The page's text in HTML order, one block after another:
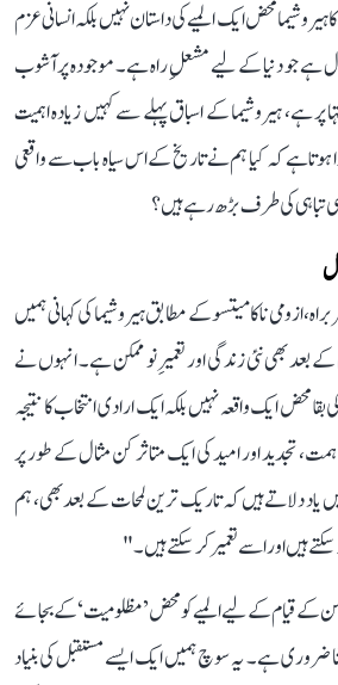
محض ایک المیے کی داستان نہیں بلکہ انسانی عزم
ہے جو دنیا کے لیے مشعلِ راہ ہے۔ موجودہ پرآشوب
پر ہے، ہیروشیما کے اسباق پہلے سے کہیں زیادہ اہمیت
ہوتا ہے کہ کیا ہم نے تاریخ کے اس سیاہ باب سے واقعی
تباہی کی طرف بڑھ رہے ہیں؟
ازومی ناکامیتسو کے مطابق ہیروشیما کی کہانی ہمیں
بعد بھی نئی زندگی اور تعمیرِ نو ممکن ہے۔ انہوں نے
محض ایک واقعہ نہیں بلکہ ایک ارادی انتخاب کا نتیجہ
تجدید اور امید کی ایک متاثر کن مثال کے طور پر
دلاتے ہیں کہ تاریک ترین لمحات کے بعد بھی، ہم
ہیں اور اسے تعمیر کر سکتے ہیں۔"
امن کے قیام کے لیے المیے کو محض ’مظلومیت‘ کے بجائے
ضروری ہے۔ یہ سوچ ہمیں ایک ایسے مستقبل کی بنیاد